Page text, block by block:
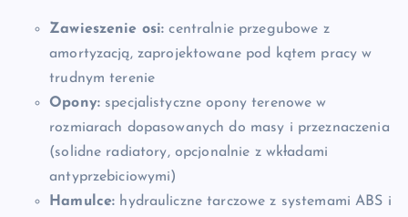
Zawieszenie osi: centralnie przegubowe z
amortyzacją, zaprojektowane pod kątem pracy w
trudnym terenie
Opony:specjalistyczne opony terenowe w
rozmiarach dopasowanych do masy i przeznaczenia
(solidne radiatory, opcjonalnie z wkładami
antyprzebiciowymi)
Hamulce: hydrauliczne tarczowe z systemami ABS i